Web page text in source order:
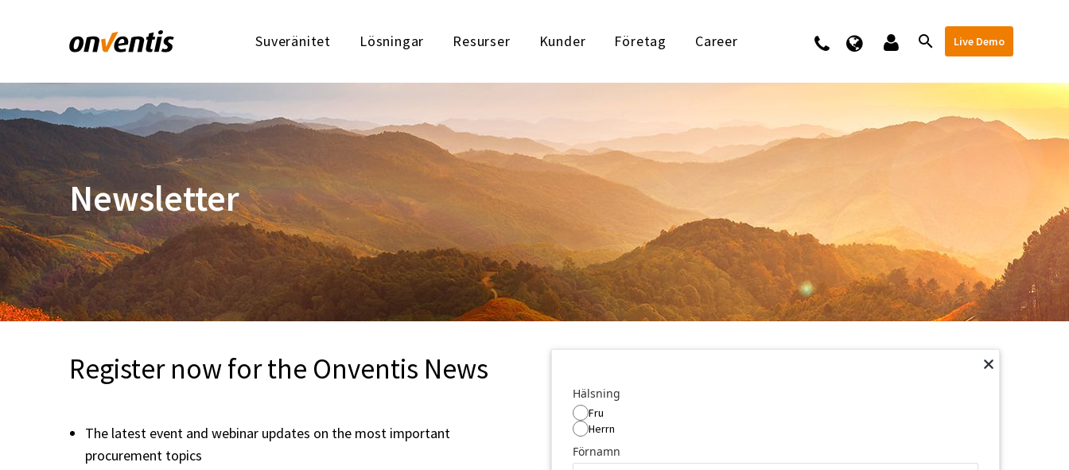
Suveränitet Lösningar Resurser Kunder Företag Career Kontakt Live Demo
Newsletter
Register now for the Onventis News
The latest event and webinar updates on the most important
procurement topics
Hälsning
Fru
Herrn
Förnamn